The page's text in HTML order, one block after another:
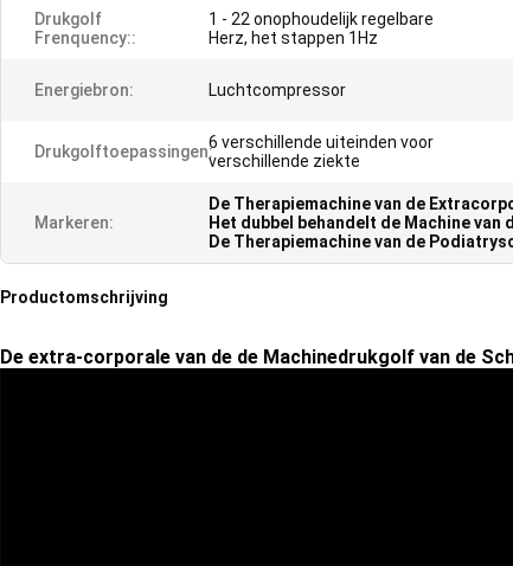
Drukgolf
Frenquency::
1 - 22 onophoudelijk regelbare
Herz, het stappen 1Hz
Energiebron: Luchtcompressor
Drukgolftoepassingen:6 verschillende uiteinden voor
verschillende ziekte
Markeren:
De Therapiemachine van de
Het dubbel behandelt de Machine
De Therapiemachine van de
Productomschrijving
De extra-corporale van de de Machinedrukgolf van de